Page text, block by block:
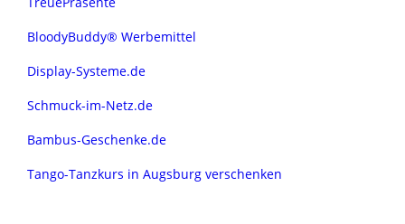
BloodyBuddy® Werbemittel
Display-Systeme.de
Schmuck-im-Netz.de
Bambus-Geschenke.de
Tango-Tanzkurs in Augsburg verschenken